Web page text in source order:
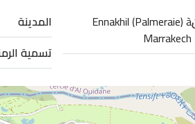
Ennakhil (Palmeraie) à
Marrakech
المدينة
تسمية